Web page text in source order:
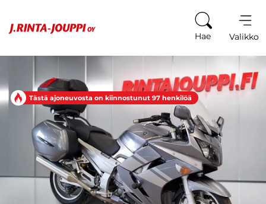
Hae Valikko
Tästä ajoneuvosta on kiinnostunut 97 henkilöä